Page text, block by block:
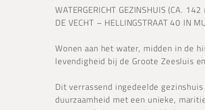
WATERGERICHT GEZINSHUIS (CA.
DE VECHT – HELLINGSTRAAT 40 IN
Wonen aan het water, midden in de
levendigheid bij de Groote Zeesluis
Dit verrassend ingedeelde
duurzaamheid met een unieke,